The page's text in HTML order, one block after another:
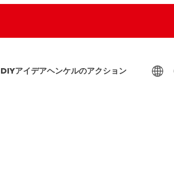
DIYアイデアヘンケルのアクション